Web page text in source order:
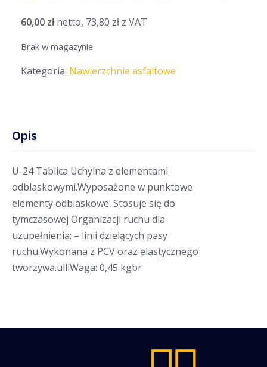
60,00 zł netto, 73,80 zł z VAT
Brak w magazynie
Kategoria: Nawierzchnie asfaltowe
Opis
U-24 Tablica Uchylna z elementami
odblaskowymi.Wyposażone w punktowe
elementy odblaskowe. Stosuje się do
tymczasowej Organizacji ruchu dla
uzupełnienia: – linii dzielących pasy
ruchu.Wykonana z PCV oraz elastycznego
tworzywa.ulliWaga: 0,45 kgbr